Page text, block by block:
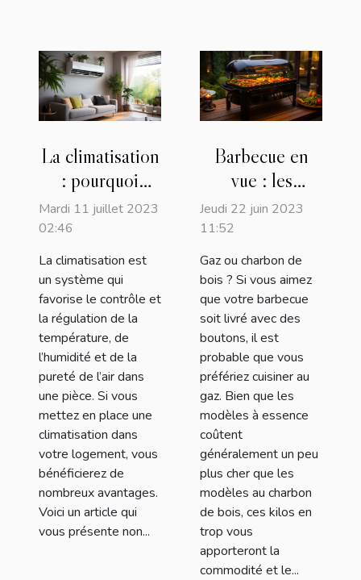
La climatisation
: pourquoi
l’adopter et
quels en sont
les différents
types existants
?
Mardi 11 juillet 2023
02:46
La climatisation est
un système qui
favorise le contrôle et
la régulation de la
température, de
l’humidité et de la
pureté de l’air dans
une pièce. Si vous
mettez en place une
climatisation dans
votre logement, vous
bénéficierez de
nombreux avantages.
Voici un article qui
vous présente non...
Barbecue en
vue : les
meilleurs
modèles pour
des repas
savoureux
Jeudi 22 juin 2023
11:52
Gaz ou charbon de
bois ? Si vous aimez
que votre barbecue
soit livré avec des
boutons, il est
probable que vous
préfériez cuisiner au
gaz. Bien que les
modèles à essence
coûtent
généralement un peu
plus cher que les
modèles au charbon
de bois, ces kilos en
trop vous
apporteront la
commodité et le...